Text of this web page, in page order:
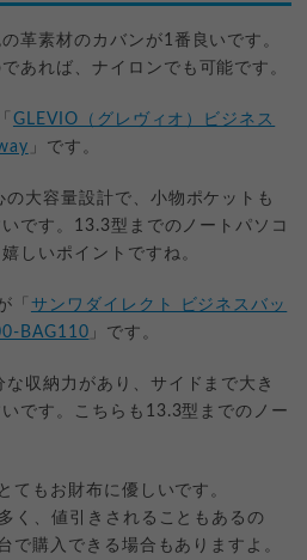
革素材のカバンが1番良いです。
あれば、ナイロンでも可能です。
GLEVIO（グレヴィオ）ビジネス
」です。
大容量設計で、小物ポケットも
です。13.3型までのノートパソコ
しいポイントですね。
「 サンワダイレクト ビジネスバッ
BAG110 」です。
収納力があり、サイドまで大き
です。こちらも13.3型までのノー
てもお財布に優しいです。
く、値引きされることもあるの
で購入できる場合もありますよ。